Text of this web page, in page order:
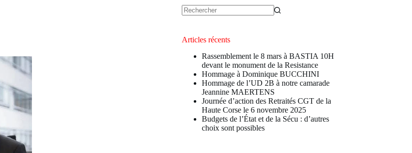
Articles récents
Rassemblement le 8 mars à BASTIA 10H
devant le monument de la Resistance
Hommage à Dominique BUCCHINI
Hommage de l’UD 2B à notre camarade
Jeannine MAERTENS
Journée d’action des Retraités CGT de la
Haute Corse le 6 novembre 2025
Budgets de l’État et de la Sécu : d’autres
choix sont possibles